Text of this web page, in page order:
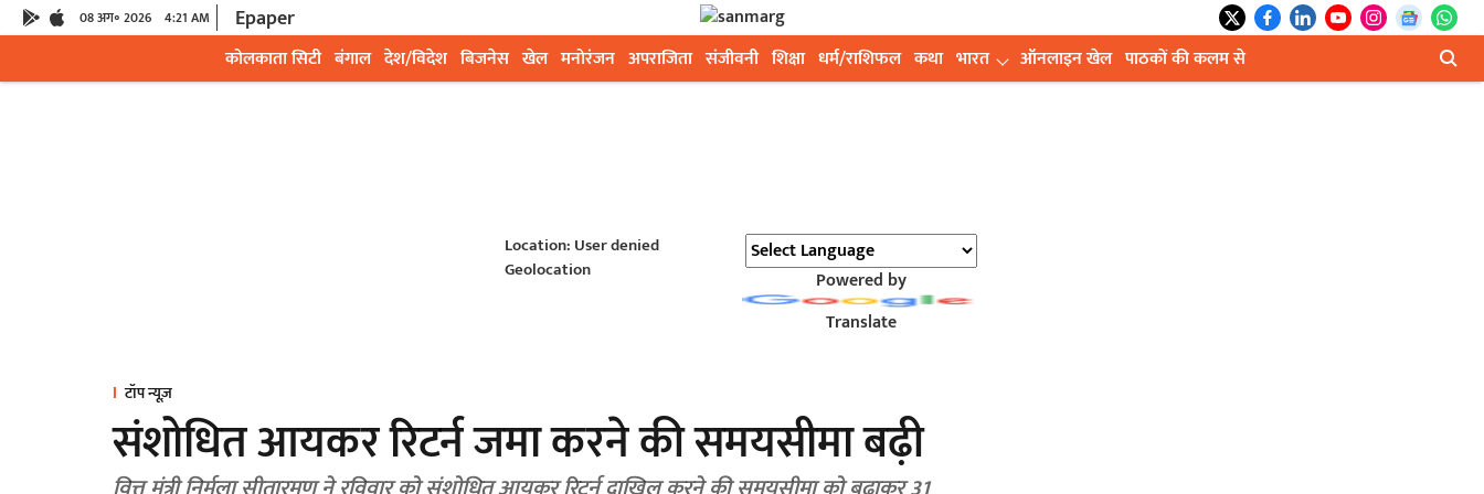
08 अग॰ 2026 4:21 AM Epaper
कोलकाता सिटी बंगाल देश/विदेश बिजनेस खेल मनोरंजन अपराजिता संजीवनी शिक्षा धर्म/राशिफल कथा भारत ऑनलाइन खेल पाठकों की कलम से
Location: User denied
Geolocation
Powered by
Translate
टॉप न्यूज़
संशोधित आयकर रिटर्न जमा करने की समयसीमा बढ़ी